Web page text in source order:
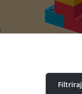
Filtriraj